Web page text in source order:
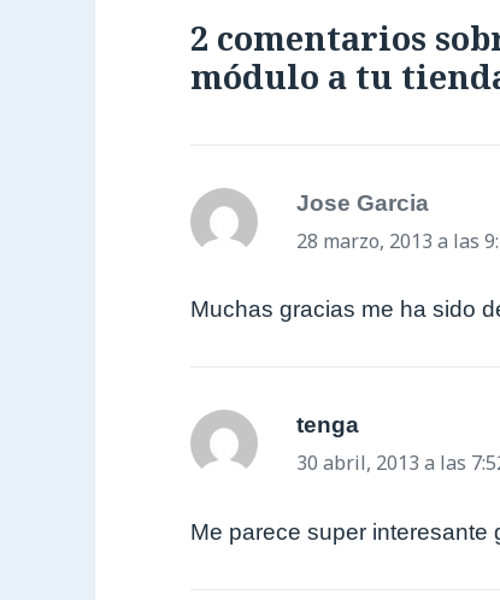
2 comentarios
módulo a tu
Jose Garcia
28 marzo, 2013 a las
Muchas gracias me ha sido
tenga
30 abril, 2013 a las
Me parece super interesante